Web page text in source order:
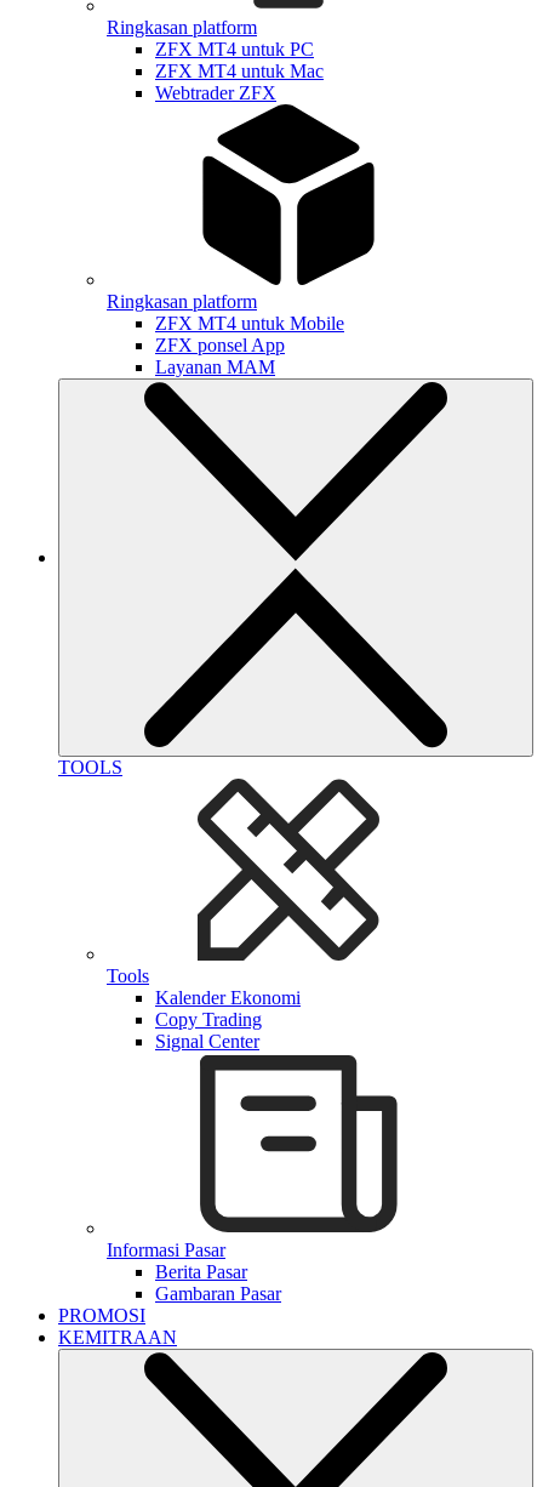
Ringkasan platform
ZFX MT4 untuk PC
ZFX MT4 untuk Mac
Webtrader ZFX
Ringkasan platform
ZFX MT4 untuk Mobile
ZFX ponsel App
Layanan MAM
TOOLS
Tools
Kalender Ekonomi
Copy Trading
Signal Center
Informasi Pasar
Berita Pasar
Gambaran Pasar
PROMOSI
KEMITRAAN